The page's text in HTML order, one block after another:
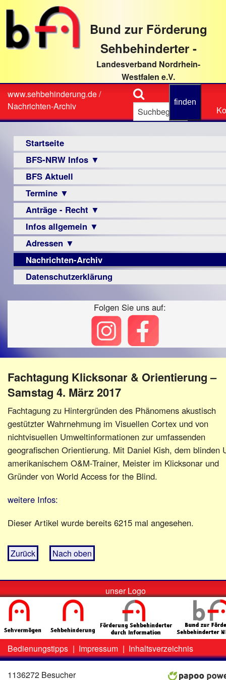
direkt
Textinhalt
Bund zur Förderung
Sehbehinderter -
Landesverband Nordrhein-
Westfalen e.V.
Sie
sind
www.sehbehinderung.de/
Nachrichten-Archiv
Suche
Startseite
BFS-NRW Infos ▼
Über
uns
Infomaterial
▼
Visus
Zeitschrift
LPF-
Broschüre
Mac
Berichte
▼
Archiv
Berichte
Vorstand
Satzung
Fördern/Spenden
e.V.
BFS Aktuell
Termine ▼
Veranstaltungsprogramme
Anträge - Recht ▼
Archiv
Urteile
Infos allgemein ▼
Sehbehinderung
Frühförderung
Schule
–
Hilfsmittel
-
PC
Adressen ▼
Augenoptiker
Berufsbildungswerke
Familienratgeber
Verbände
Nachrichten-Archiv
Datenschutzerklärung
Folgen Sie uns auf:
Fachtagung Klicksonar & Orientierung –
Samstag 4. März 2017
Fachtagung zu Hintergründen des Phänomens akustisch
gestützter Wahrnehmung im Visuellen Cortex und von
nichtvisuellen Umweltinformationen zur umfassenden
geografischen Orientierung. Mit Daniel Kish, dem blinden
amerikanischem O&M-Trainer, Meister im Klicksonar und
Gründer von World Access for the Blind.
weitere Infos:
Dieser Artikel wurde bereits 6215 mal angesehen.
Zurück Nach oben
unser Logo
Zweit-
Menü
Bedienungstipps | Impressum | Inhaltsverzeichnis
1136272 Besucher